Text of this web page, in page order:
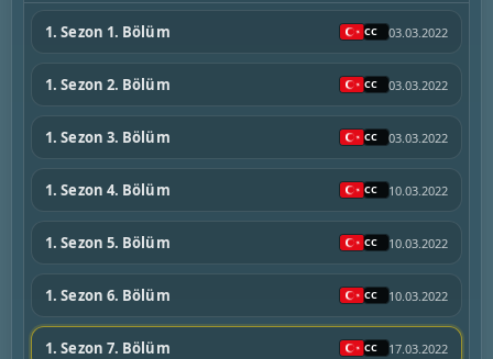
1. Sezon 1. Bölüm 03.03.2022
1. Sezon 2. Bölüm 03.03.2022
1. Sezon 3. Bölüm 03.03.2022
1. Sezon 4. Bölüm 10.03.2022
1. Sezon 5. Bölüm 10.03.2022
1. Sezon 6. Bölüm 10.03.2022
1. Sezon 7. Bölüm 17.03.2022